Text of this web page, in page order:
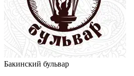
Бакинский бульвар